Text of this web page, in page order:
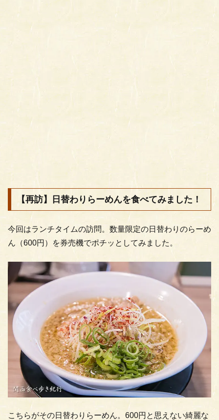
【再訪】日替わりらーめんを食べてみました！
今回はランチタイムの訪問。数量限定の日替わりのらーめ
ん（600円）を券売機でポチッとしてみました。
こちらがその日替わりらーめん。600円と思えない綺麗な